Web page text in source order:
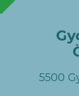
5500